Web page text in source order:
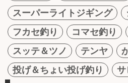
スーパーライトジギング
フカセ釣り
コマセ釣り
スッテ＆ツノ
テンヤ
投げ＆ちょい投げ釣り
サ